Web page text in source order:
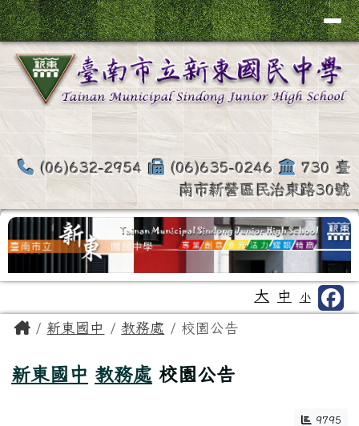
跳至主內容區
臺南市新營區新東國中全球資訊網
導覽列
(06)632-2954 (06)635-0246
730 臺
南市新營區民治東路30號
大 中 小
主內容區域
Home新東國中 教務處 校園公告
新東國中 教務處 校園公告
9795
頁尾區域